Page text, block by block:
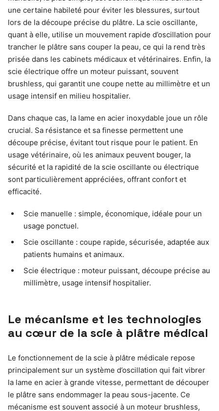
une certaine habileté pour éviter les blessures, surtout
lors de la découpe précise du plâtre. La scie oscillante,
quant à elle, utilise un mouvement rapide d’oscillation pour
trancher le plâtre sans couper la peau, ce qui la rend très
prisée dans les cabinets médicaux et vétérinaires. Enfin, la
scie électrique offre un moteur puissant, souvent
brushless, qui garantit une coupe nette au millimètre et un
usage intensif en milieu hospitalier.
Dans chaque cas, la lame en acier inoxydable joue un rôle
crucial. Sa résistance et sa finesse permettent une
découpe précise, évitant tout risque pour le patient. En
usage vétérinaire, où les animaux peuvent bouger, la
sécurité et la rapidité de la scie oscillante ou électrique
sont particulièrement appréciées, offrant confort et
efficacité.
Scie manuelle : simple, économique, idéale pour un
usage ponctuel.
Scie oscillante : coupe rapide, sécurisée, adaptée aux
patients humains et animaux.
Scie électrique : moteur puissant, découpe précise au
millimètre, usage intensif hospitalier.
Le mécanisme et les technologies
au cœur de la scie à plâtre médical
Le fonctionnement de la scie à plâtre médicale repose
principalement sur un système d’oscillation qui fait vibrer
la lame en acier à grande vitesse, permettant de découper
le plâtre sans endommager la peau sous-jacente. Ce
mécanisme est souvent associé à un moteur brushless,